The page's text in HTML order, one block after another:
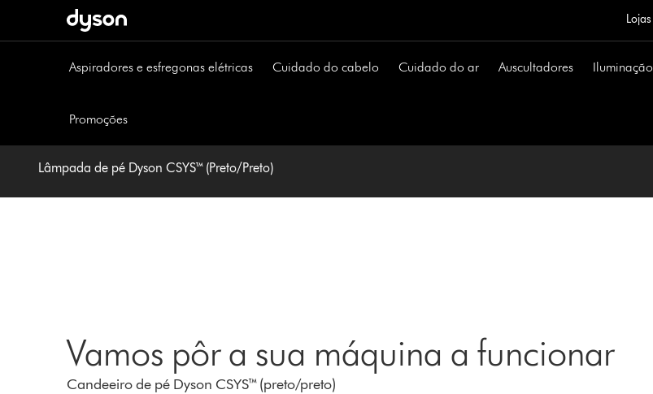
Lojas
Aspiradores e esfregonas elétricas Cuidado do cabelo Cuidado do ar Auscultadores Iluminação
Promoções
Lâmpada de pé Dyson CSYS™ (Preto/Preto)
Vamos pôr a sua máquina a funcionar
Candeeiro de pé Dyson CSYS™ (preto/​preto)